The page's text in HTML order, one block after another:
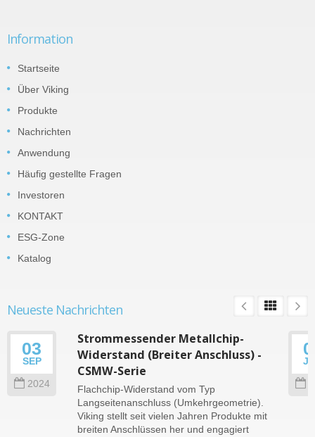
Information
Startseite
Über Viking
Produkte
Nachrichten
Anwendung
Häufig gestellte Fragen
Investoren
KONTAKT
ESG-Zone
Katalog
Neueste Nachrichten
03
SEP
2024
Strommessender Metallchip-
Widerstand (Breiter Anschluss) -
CSMW-Serie
Flachchip-Widerstand vom Typ
Langseitenanschluss (Umkehrgeometrie).
Viking stellt seit vielen Jahren Produkte mit
breiten Anschlüssen her und engagiert